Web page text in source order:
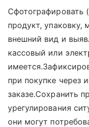
Сфотографировать
продукт, упаковку,
внешний вид и
кассовый или
при покупке через
заказе.Сохранить
урегулирования
они могут